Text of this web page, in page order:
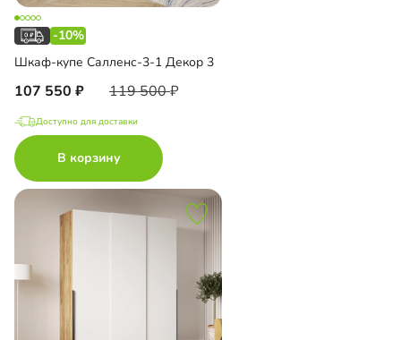
-10%
Шкаф-купе Салленс-3-1 Декор 3
107 550 119 500
Доступно для доставки
В корзину